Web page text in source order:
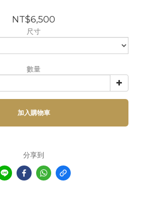
NT$6,500
尺寸
數量
加入購物車
分享到